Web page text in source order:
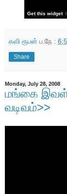
Get this widget
கவி ரூபன் ப.நே :
Share
Monday, July 28, 2008
மங்கை இவள்
வடிவம்>>